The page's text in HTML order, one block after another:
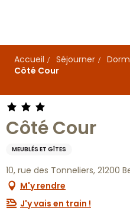
principal
Accueil
Séjourner
Côté Cour
Côté Cour
MEUBLÉS ET GÎTES
10, rue des Tonneliers, 21200
M'y rendre
J'y vais en train !